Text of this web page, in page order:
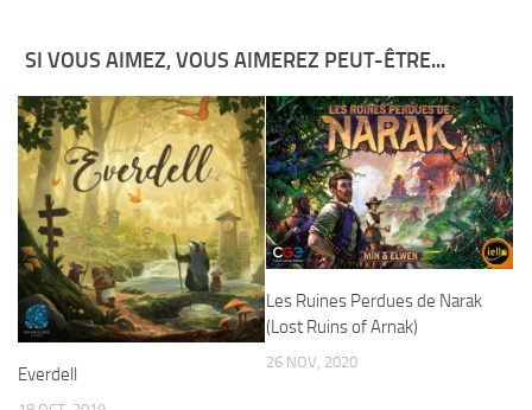
SI VOUS AIMEZ, VOUS AIMEREZ PEUT-ÊTRE...
Everdell
Les Ruines Perdues de Narak
(Lost Ruins of Arnak)
26 NOV, 2020